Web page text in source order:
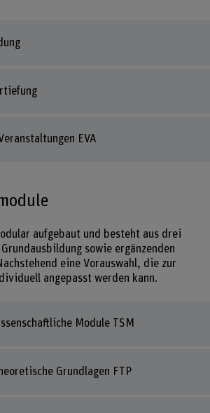
EVA
aufgebaut und besteht aus drei
sowie ergänzenden
eine Vorauswahl, die zur
angepasst werden kann.
Module TSM
Grundlagen FTP